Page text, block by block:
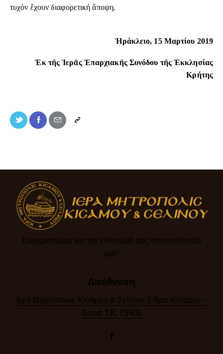
τυχόν ἔχουν διαφορετική ἄποψη.
Ἡράκλειο, 15 Μαρτίου 2019
Ἐκ τῆς Ἱερᾶς Ἐπαρχιακῆς Συνόδου τῆς Ἐκκλησίας
Κρήτης
Ευχαριστούμε για την επίσκεψή σας στον ιστότοπό
μας!​
Διεύθυνση
Ιερά Μητρόπολις Κισάμου & Σελίνου Έδρα: Κίσαμος –
Χανιά Τ.Κ. 73400